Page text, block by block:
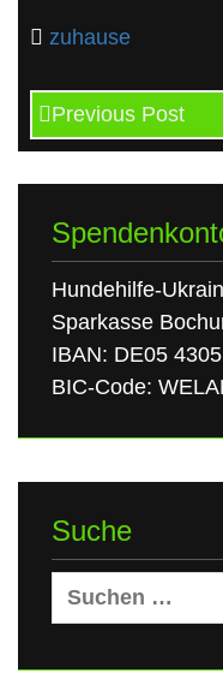
zuhause
Previous Post
Hundehilfe-
Sparkasse
IBAN: DE05
BIC-Code:
Suche
Suchen
nach: